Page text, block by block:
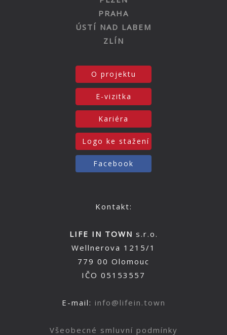
PRAHA
ÚSTÍ NAD LABEM
ZLÍN
O projektu
E-vizitka
Kariéra
Logo ke stažení
Facebook
Kontakt:
LIFE IN TOWN s.r.o.
Wellnerova 1215/1
779 00 Olomouc
IČO 05153557
E-mail: info@lifein.town
Všeobecné smluvní podmínky